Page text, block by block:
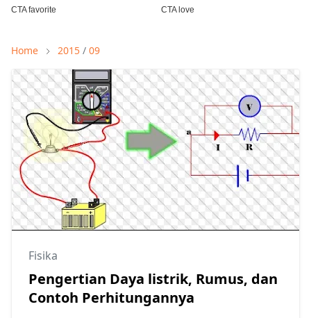
Home 2015 / 09
Fisika
Pengertian Daya listrik, Rumus, dan
Contoh Perhitungannya